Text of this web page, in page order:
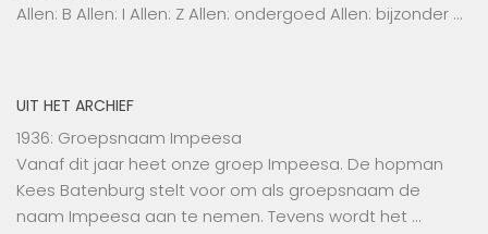
Allen: B Allen: I Allen: Z Allen: ondergoed Allen: bijzonder …
UIT HET ARCHIEF
1936: Groepsnaam Impeesa
Vanaf dit jaar heet onze groep Impeesa. De hopman
Kees Batenburg stelt voor om als groepsnaam de
naam Impeesa aan te nemen. Tevens wordt het …